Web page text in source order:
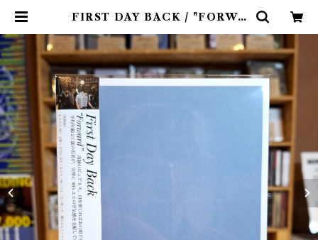
FIRST DAY BACK / "FORWA
ERSLIDE RECORDS | 9spice
s distro